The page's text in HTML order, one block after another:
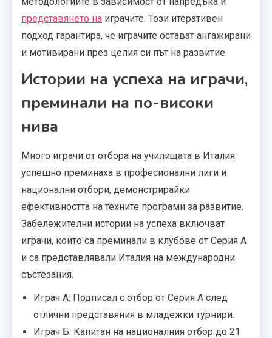
представянето на играчите. Този итеративен
подход гарантира, че играчите остават ангажирани
и мотивирани през целия си път на развитие.
Истории на успеха на играчи,
преминали на по-високи
нива
Много играчи от отбора на училищата в Италия
успешно преминаха в професионални лиги и
национални отбори, демонстрирайки
ефективността на техните програми за развитие.
Забележителни истории на успеха включват
играчи, които са преминали в клубове от Серия А
и са представлявали Италия на международни
състезания.
Играч А: Подписал с отбор от Серия А след
отлични представяния в младежки турнири.
Играч Б: Капитан на националния отбор до 21